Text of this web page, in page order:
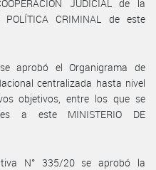
JUDICIAL de la
POLÍTICA CRIMINAL de este
aprobó el Organigrama de
centralizada hasta nivel
objetivos, entre los que se
a este MINISTERIO DE
N° 335/20 se aprobó la